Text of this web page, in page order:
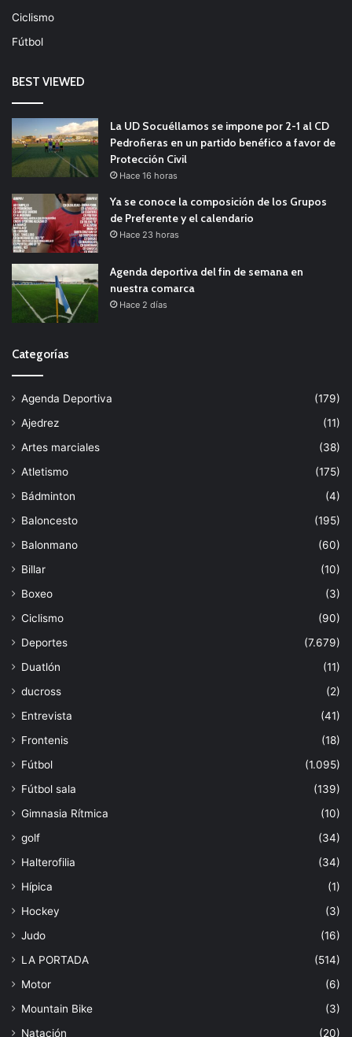
Ciclismo
Fútbol
BEST VIEWED
La UD Socuéllamos se impone por 2-1 al CD
Pedroñeras en un partido benéfico a favor de
Protección Civil
Hace 16 horas
Ya se conoce la composición de los Grupos
de Preferente y el calendario
Hace 23 horas
Agenda deportiva del fin de semana en
nuestra comarca
Hace 2 días
Categorías
Agenda Deportiva
(179)
Ajedrez
(11)
Artes marciales
(38)
Atletismo
(175)
Bádminton
(4)
Baloncesto
(195)
Balonmano
(60)
Billar
(10)
Boxeo
(3)
Ciclismo
(90)
Deportes
(7.679)
Duatlón
(11)
ducross
(2)
Entrevista
(41)
Frontenis
(18)
Fútbol
(1.095)
Fútbol sala
(139)
Gimnasia Rítmica
(10)
golf
(34)
Halterofilia
(34)
Hípica
(1)
Hockey
(3)
Judo
(16)
LA PORTADA
(514)
Motor
(6)
Mountain Bike
(3)
Natación
(20)